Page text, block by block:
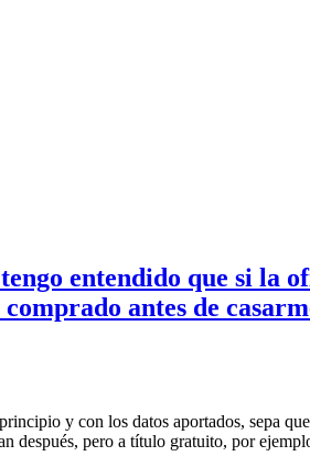
entendido que si la
antes de
y con los datos aportados, sepa
después, pero a título gratuito, por